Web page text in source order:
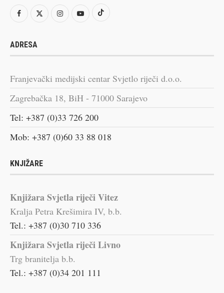
ADRESA
Franjevački medijski centar Svjetlo riječi d.o.o.
Zagrebačka 18, BiH - 71000 Sarajevo
Tel: +387 (0)33 726 200
Mob: +387 (0)60 33 88 018
KNJIŽARE
Knjižara Svjetla riječi Vitez
Kralja Petra Krešimira IV, b.b.
Tel.: +387 (0)30 710 336
Knjižara Svjetla riječi Livno
Trg branitelja b.b.
Tel.: +387 (0)34 201 111